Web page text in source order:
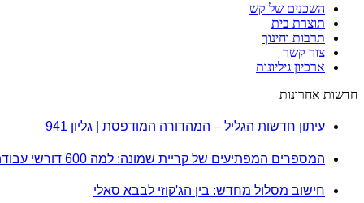
השכנים של קש
תוצרת בית
תרבות וחינוך
צור קשר
ארכיון גיליונות
חדשות אחרונות
עיתון חדשות הגליל – המהדורה המודפסת | גליון 941
המספרים המפתיעים של קריית שמונה: למה 600 דורשי עבודה הם לא מה שחשבתם?
חישוב מסלול מחדש: בין הג'קוזי לבבא סאלי